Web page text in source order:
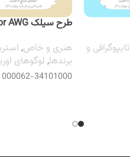
تایپوگرافی و
طرح سیلک Pegador AWG
هنری و خاص,
برندها, لوگوهای
000062-34101000